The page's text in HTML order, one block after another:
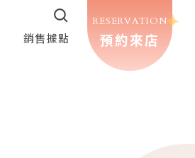
銷售據點
RESERVATION
預約來店